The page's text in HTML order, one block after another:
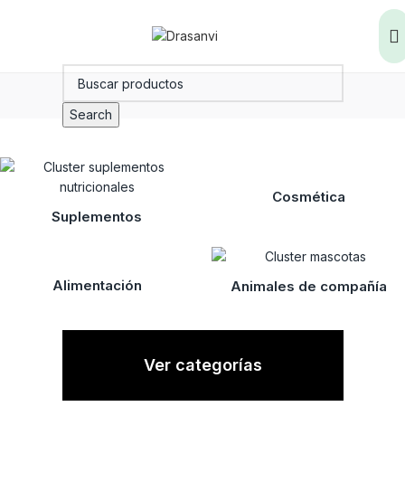
Search
Suplementos
Cosmética
Alimentación Animales de compañía
Ver categorías